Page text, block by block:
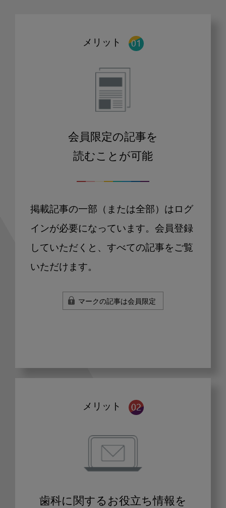
メリット
会員限定の記事を
読むことが可能
掲載記事の一部（または全部）はログ
インが必要になっています。会員登録
していただくと、すべての記事をご覧
いただけます。
マークの記事は会員限定
メリット
歯科に関するお役立ち情報を